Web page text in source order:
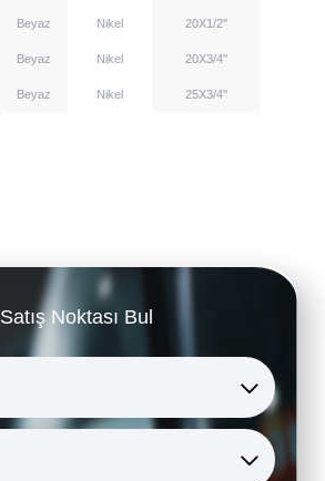
Beyaz Nikel 20X1/2''
Beyaz Nikel 20X3/4''
Beyaz Nikel 25X3/4''
Satış Noktası Bul